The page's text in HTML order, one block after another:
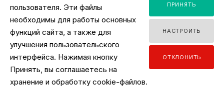
Время работы интернет-магазина - ПН-ПТ 09:00 - 18:00
Уполномоченный продавцом на рассмотрение обращений покупателей:
заместитель директора по розничной торговле, тел. +375 44 518 45 53, email:
y.ignatovich@tdsv.by
органов по месту государственной регистрации ЗАО "ТД "ШагоВита",
уполномоченных рассматривать обращения покупателей: Минский городской
исполнительный комитет, главное управление торговли и услуг: +375 17
пользователя. Эти файлы
необходимы для работы основных
функций сайта, а также для
улучшения пользовательского
интерфейса. Нажимая кнопку
Принять, вы соглашаетесь на
хранение и обработку cookie-файлов.
ПРИНЯТЬ
НАСТРОИТЬ
ОТКЛОНИТЬ